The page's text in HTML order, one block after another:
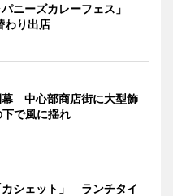
ニーズカレーフェス」
わり出店
幕 中心部商店街に大型飾
で風に揺れ
カシェット」 ランチタイ